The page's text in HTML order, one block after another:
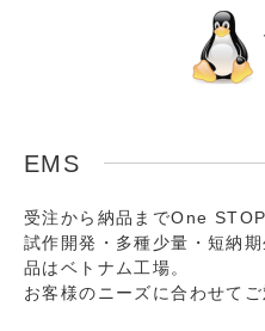
EMS
受注から納品までOne STOP
試作開発・多種少量・短納
品はベトナム工場。
お客様のニーズに合わせてご